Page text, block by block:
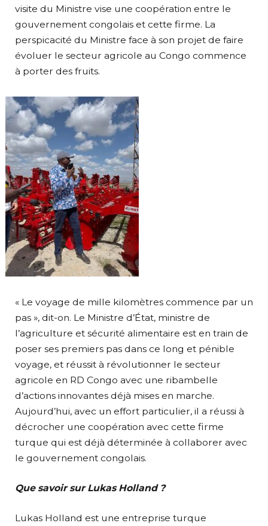
visite du Ministre vise une coopération entre le
gouvernement congolais et cette firme. La
perspicacité du Ministre face à son projet de faire
évoluer le secteur agricole au Congo commence
à porter des fruits.
« Le voyage de mille kilomètres commence par un
pas », dit-on. Le Ministre d’État, ministre de
l’agriculture et sécurité alimentaire est en train de
poser ses premiers pas dans ce long et pénible
voyage, et réussit à révolutionner le secteur
agricole en RD Congo avec une ribambelle
d’actions innovantes déjà mises en marche.
Aujourd’hui, avec un effort particulier, il a réussi à
décrocher une coopération avec cette firme
turque qui est déjà déterminée à collaborer avec
le gouvernement congolais.
Que savoir sur Lukas Holland ?
Lukas Holland est une entreprise turque